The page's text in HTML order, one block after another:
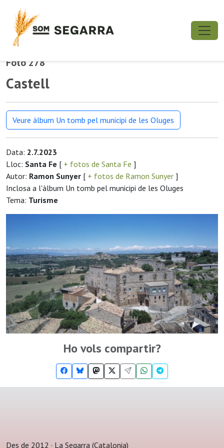
Foto 278
Castell
Veure àlbum Un tomb pel municipi de les Oluges
Data: 2.7.2023
Lloc: Santa Fe [ + fotos de Santa Fe ]
Autor: Ramon Sunyer [ + fotos de Ramon Sunyer ]
Inclosa a l'àlbum Un tomb pel municipi de les Oluges
Tema: Turisme
Ho vols compartir?
Des de 2012 · La Segarra (Catalonia)